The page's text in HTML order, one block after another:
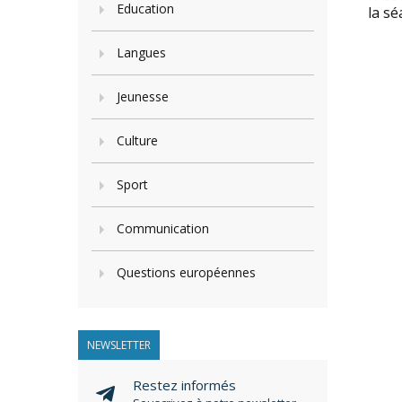
Education
Langues
Jeunesse
Culture
Sport
Communication
Questions européennes
NEWSLETTER
Restez informés
la